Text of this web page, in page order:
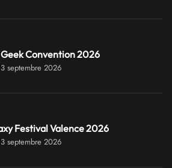
Convention 2026
septembre 2026
Festival Valence 2026
septembre 2026